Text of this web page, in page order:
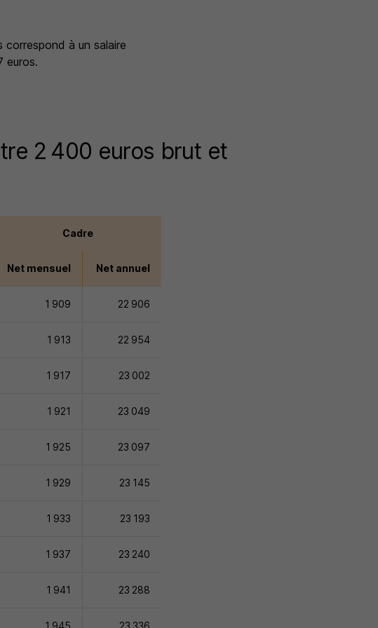
correspond à un salaire
euros.
2 400 euros brut et
Cadre
Net mensuel Net annuel
1 909 22 906
1 913 22 954
1 917 23 002
1 921 23 049
1 925 23 097
1 929 23 145
1 933 23 193
1 937 23 240
1 941 23 288
1 945 23 336